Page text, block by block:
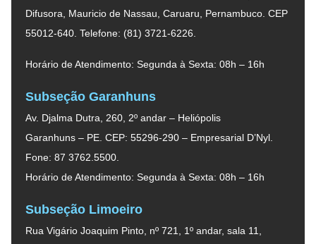
Difusora, Mauricio de Nassau, Caruaru, Pernambuco. CEP
55012-640. Telefone: (81) 3721-6226.
Horário de Atendimento: Segunda à Sexta: 08h – 16h
Subseção Garanhuns
Av. Djalma Dutra, 260, 2º andar – Heliópolis
Garanhuns – PE. CEP: 55296-290 – Empresarial D’Nyl.
Fone: 87 3762.5500.
Horário de Atendimento: Segunda à Sexta: 08h – 16h
Subseção Limoeiro
Rua Vigário Joaquim Pinto, nº 721, 1º andar, sala 11,